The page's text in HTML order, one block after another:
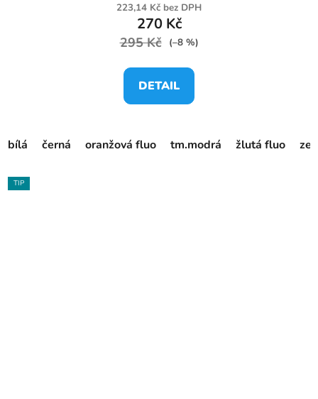
223,14 Kč bez DPH
270 Kč
295 Kč (–8 %)
DETAIL
bílá černá oranžová fluo tm.modrá žlutá fluo
TIP